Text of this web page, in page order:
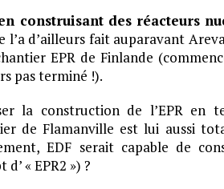
construisant des réacteurs
l’a d’ailleurs fait auparavant
EPR de Finlande
pas terminé !).
la construction de l’EPR en
de Flamanville est lui aussi
EDF serait capable de
« EPR2 ») ?